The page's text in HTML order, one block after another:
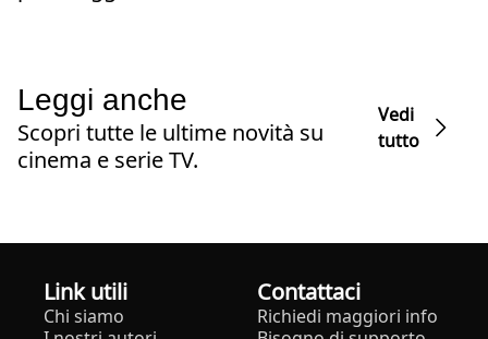
Leggi anche
Scopri tutte le ultime novità su
cinema e serie TV.
Vedi
tutto
Link utili
Chi siamo
Contattaci
Richiedi maggiori info